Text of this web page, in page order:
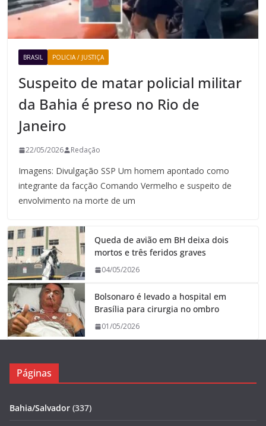
BRASIL POLICIA / JUSTIÇA
Suspeito de matar policial militar
da Bahia é preso no Rio de
Janeiro
22/05/2026 Redação
Imagens: Divulgação SSP Um homem apontado como
integrante da facção Comando Vermelho e suspeito de
envolvimento na morte de um
Queda de avião em BH deixa dois
mortos e três feridos graves
04/05/2026
Bolsonaro é levado a hospital em
Brasília para cirurgia no ombro
01/05/2026
Páginas
Bahia/Salvador (337)